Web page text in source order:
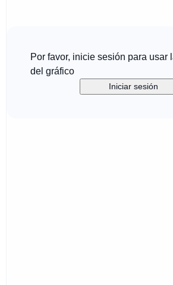
Por favor, inicie sesión para usar
del gráfico
Iniciar sesión